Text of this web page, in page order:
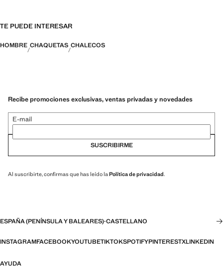
TE PUEDE INTERESAR
HOMBRE CHAQUETAS CHALECOS
Recibe promociones exclusivas, ventas privadas y novedades
E-mail
SUSCRIBIRME
Al suscribirte, confirmas que has leído la Política de privacidad.
ESPAÑA (PENÍNSULA Y BALEARES)·CASTELLANO
INSTAGRAMFACEBOOKYOUTUBETIKTOKSPOTIFYPINTERESTXLINKEDIN
AYUDA